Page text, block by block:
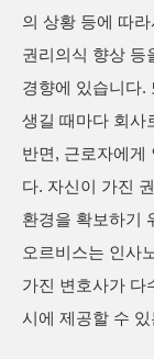
의 상황 등에 따
권리의식 향상 등
경향에 있습니다.
생길 때마다 회사
반면, 근로자에게
다. 자신이 가진
환경을 확보하기
오르비스는 인사
가진 변호사가 다
시에 제공할 수